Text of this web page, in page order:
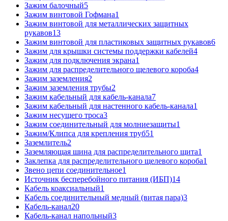
Зажим балочный5
Зажим винтовой Гофмана1
Зажим винтовой для металлических защитных
рукавов13
Зажим винтовой для пластиковых защитных рукавов6
Зажим для крышки системы поддержки кабелей4
Зажим для подключения экрана1
Зажим для распределительного щелевого короба4
Зажим заземления2
Зажим заземления трубы2
Зажим кабельный для кабель-канала7
Зажим кабельный для настенного кабель-канала1
Зажим несущего троса3
Зажим соединительный для молниезащиты1
Зажим/Клипса для крепления труб51
Заземлитель2
Заземляющая шина для распределительного щита1
Заклепка для распределительного щелевого короба1
Звено цепи соединительное1
Источник бесперебойного питания (ИБП)14
Кабель коаксиальный1
Кабель соединительный медный (витая пара)3
Кабель-канал20
Кабель-канал напольный3